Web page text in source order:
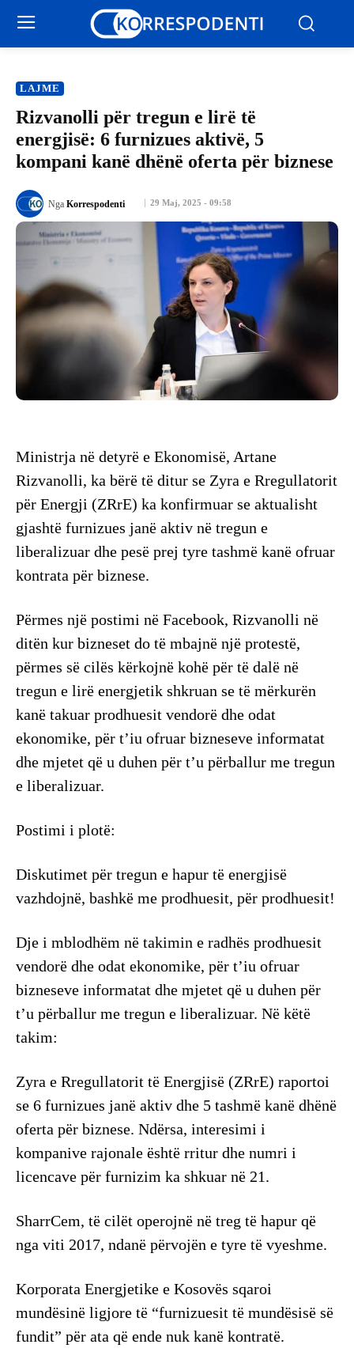
LAJME
Rizvanolli për tregun e lirë të
energjisë: 6 furnizues aktivë, 5
kompani kanë dhënë oferta për biznese
29 Maj, 2025 - 09:58
Nga Korrespodenti
Ministrja në detyrë e Ekonomisë, Artane
Rizvanolli, ka bërë të ditur se Zyra e Rregullatorit
për Energji (ZRrE) ka konfirmuar se aktualisht
gjashtë furnizues janë aktiv në tregun e
liberalizuar dhe pesë prej tyre tashmë kanë ofruar
kontrata për biznese.
Përmes një postimi në Facebook, Rizvanolli në
ditën kur bizneset do të mbajnë një protestë,
përmes së cilës kërkojnë kohë për të dalë në
tregun e lirë energjetik shkruan se të mërkurën
kanë takuar prodhuesit vendorë dhe odat
ekonomike, për t’iu ofruar bizneseve informatat
dhe mjetet që u duhen për t’u përballur me tregun
e liberalizuar.
Postimi i plotë:
Diskutimet për tregun e hapur të energjisë
vazhdojnë, bashkë me prodhuesit, për prodhuesit!
Dje i mblodhëm në takimin e radhës prodhuesit
vendorë dhe odat ekonomike, për t’iu ofruar
bizneseve informatat dhe mjetet që u duhen për
t’u përballur me tregun e liberalizuar. Në këtë
takim:
Zyra e Rregullatorit të Energjisë (ZRrE) raportoi
se 6 furnizues janë aktiv dhe 5 tashmë kanë dhënë
oferta për biznese. Ndërsa, interesimi i
kompanive rajonale është rritur dhe numri i
licencave për furnizim ka shkuar në 21.
SharrCem, të cilët operojnë në treg të hapur që
nga viti 2017, ndanë përvojën e tyre të vyeshme.
Korporata Energjetike e Kosovës sqaroi
mundësinë ligjore të “furnizuesit të mundësisë së
fundit” për ata që ende nuk kanë kontratë.